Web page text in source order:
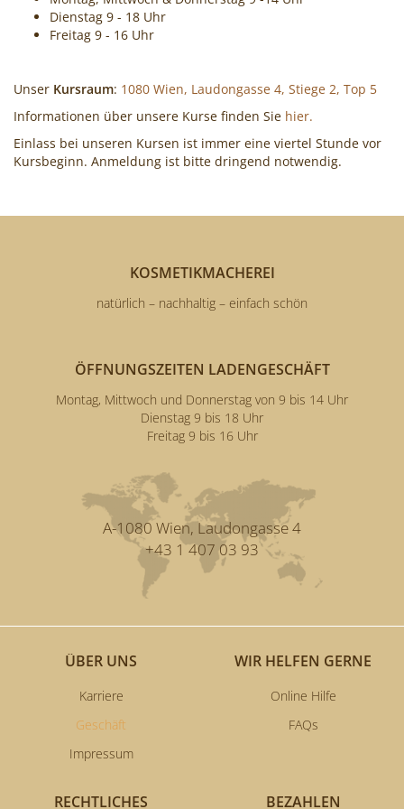
Cocktails
Dienstag 9 - 18 Uhr
Freitag 9 - 16 Uhr
Unser Kursraum: 1080 Wien, Laudongasse 4, Stiege 2, Top 5
Informationen über unsere Kurse finden Sie hier.
Einlass bei unseren Kursen ist immer eine viertel Stunde vor
Kursbeginn. Anmeldung ist bitte dringend notwendig.
KOSMETIKMACHEREI
natürlich – nachhaltig – einfach schön
ÖFFNUNGSZEITEN LADENGESCHÄFT
Montag, Mittwoch und Donnerstag von 9 bis 14 Uhr
Dienstag 9 bis 18 Uhr
Freitag 9 bis 16 Uhr
A-1080 Wien, Laudongasse 4
+43 1 407 03 93
ÜBER UNS
Karriere
Geschäft
Impressum
WIR HELFEN GERNE
Online Hilfe
FAQs
RECHTLICHES BEZAHLEN